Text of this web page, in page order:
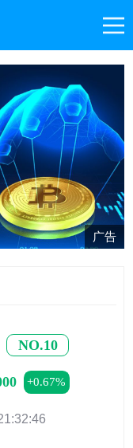
广告
NO.10
+0.67%